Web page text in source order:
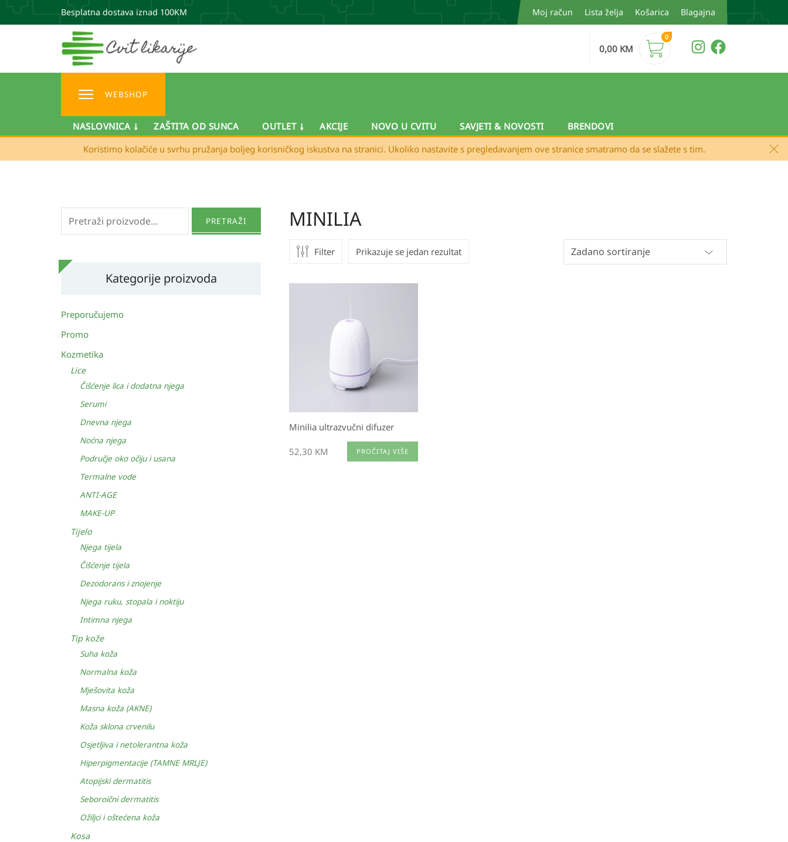
Besplatna dostava iznad 100KM Moj račun Lista želja Košarica Blagajna
0,00 KM
0
WEBSHOP
NASLOVNICA ZAŠTITA OD SUNCA OUTLET AKCIJE NOVO U CVITU SAVJETI & NOVOSTI
BRENDOVI
Koristimo kolačiće u svrhu pružanja boljeg korisničkog iskustva na stranici. Ukoliko nastavite s pregledavanjem ove stranice smatramo da se slažete s tim.
MINILIA
Filter Prikazuje se jedan rezultat
Minilia ultrazvučni difuzer
52,30 KM PROČITAJ VIŠE
Pretraži: PRETRAŽI
Kategorije proizvoda
Preporučujemo
Promo
Kozmetika
Lice
Čišćenje lica i dodatna njega
Serumi
Dnevna njega
Noćna njega
Područje oko očiju i usana
Termalne vode
ANTI-AGE
MAKE-UP
Tijelo
Njega tijela
Čišćenje tijela
Dezodorans i znojenje
Njega ruku, stopala i noktiju
Intimna njega
Tip kože
Suha koža
Normalna koža
Mješovita koža
Masna koža (AKNE)
Koža sklona crvenilu
Osjetljiva i netolerantna koža
Hiperpigmentacije (TAMNE MRLJE)
Atopijski dermatitis
Seboroični dermatitis
Ožiljci i oštećena koža
Kosa